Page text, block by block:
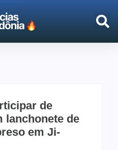
de
lanchonete de
em Ji-